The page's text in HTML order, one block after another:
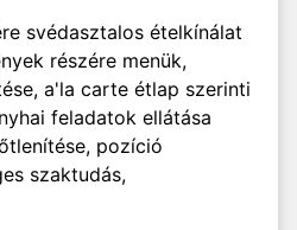
svédasztalos ételkínálat
részére menük,
a'la carte étlap szerinti
feladatok ellátása
pozíció
szaktudás,